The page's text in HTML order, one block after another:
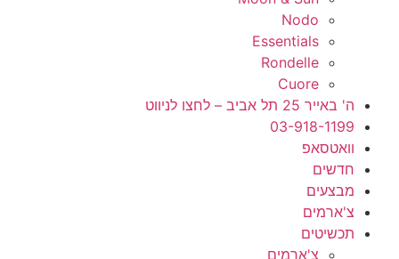
Nodo
Essentials
Rondelle
Cuore
ה' באייר 25 תל אביב – לחצו לניווט
03-918-1199
וואטסאפ
חדשים
מבצעים
צ'ארמים
תכשיטים
צ'ארמים